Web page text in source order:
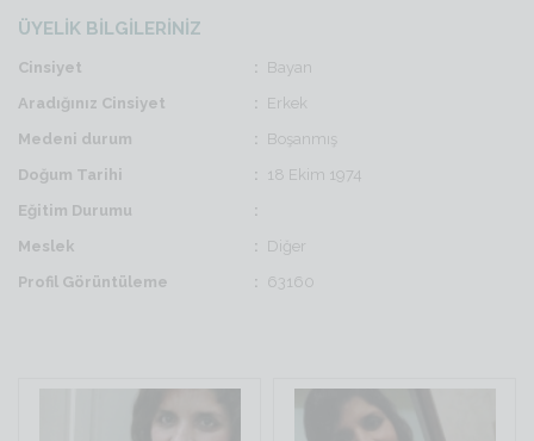
ÜYELİK BİLGİLERİNİZ
Cinsiyet
Bayan
Aradığınız Cinsiyet
Erkek
Medeni durum
Boşanmış
Doğum Tarihi
18 Ekim 1974
Eğitim Durumu
Meslek
Diğer
Profil Görüntüleme
63160